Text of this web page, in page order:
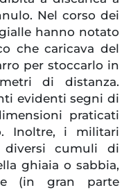
Nel corso dei
hanno notato
che caricava del
per stoccarlo in
di distanza.
evidenti segni di
praticati
Inoltre, i militari
cumuli di
ghiaia o sabbia,
(in gran parte